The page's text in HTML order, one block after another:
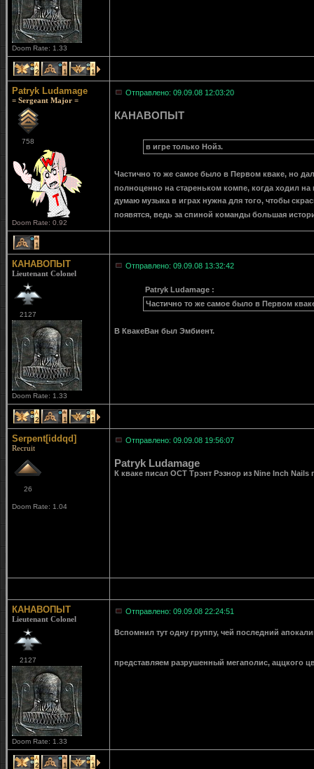
Doom Rate: 1.33
2 1 1
Patryk Ludamage
= Sergeant Major =
758
Doom Rate: 0.92
Отправлено: 09.09.08 12:03:20
КАНАВОПЫТ
в игре только Нойз.
Частично то же самое было в Первом кваке, но
полноценно на стареньком компе, когда ходил
думаю музыка в играх нужна для того, чтобы
появятся, ведь за спиной команды большая
1
КАНАВОПЫТ
Lieutenant Colonel
2127
Doom Rate: 1.33
Отправлено: 09.09.08 13:32:42
Patryk Ludamage :
Частично то же самое было в Первом
В КвакеВан был Эмбиент.
2 1 1
Serpent[iddqd]
Recruit
26
Doom Rate: 1.04
Отправлено: 09.09.08 19:56:07
Patryk Ludamage
К кваке писал ОСТ Трэнт Рэзнор из Nine Inch
КАНАВОПЫТ
Lieutenant Colonel
2127
Doom Rate: 1.33
Отправлено: 09.09.08 22:24:51
Вспомнил тут одну группу, чей последний
представляем разрушенный мегаполис, аццкого
2 1 1